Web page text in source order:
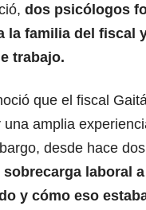
dos psicólogos
la familia del fiscal
trabajo.
que el fiscal
amplia
desde hace
sobrecarga laboral
y cómo eso